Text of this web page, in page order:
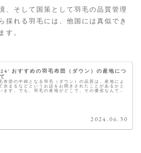
、そして国策として羽毛の品質管理
採れる羽毛には、他国には真似でき
す。
おすすめの羽毛布団（ダウン）の産地につ
布団の中綿となる羽毛（ダウン）の品質は、産地によ
決まるなどというお話をお聞きされたことがあるかと
ます。でも、羽毛の産地がどこで、その優劣なんて国
2024.06.30